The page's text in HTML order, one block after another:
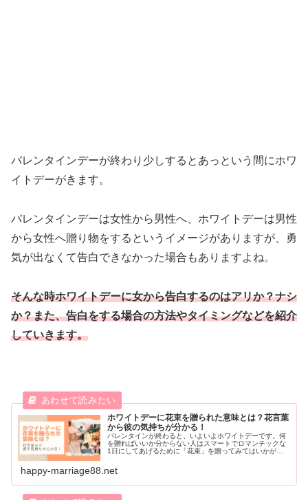
バレンタインデーが終わり少しするとあっという間にホワ
イトデーがきます。
バレンタインデーは女性から男性へ、ホワイトデーは男性
から女性へ贈り物をするというイメージがありますが、勇
気が出なくて告白できなかった場合もありますよね。
そんな時ホワイトデーに女から告白するのはアリか？ナシ
か？また、告白をする場合の方法やタイミングなどを紹介
していきます。
ホワイトデーに花束を贈られた意味とは？花言葉
から彼の気持ちが分かる！
バレンタインが終わると、いよいよホワイトデーです。何
を贈ればいいか分からない人はスマートでロマンチックな
1日にしてあげるために「花束」を贈ってみてはいかがで
happy-marriage88.net